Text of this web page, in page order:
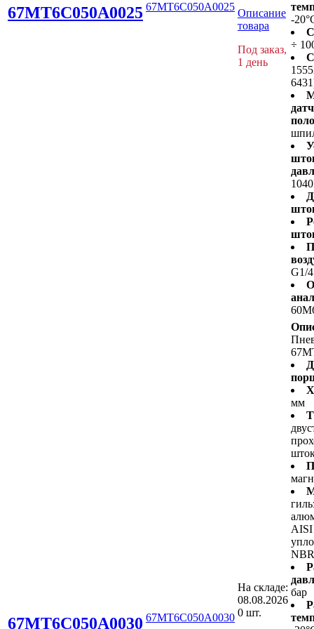
67MT6C050A0025 67MT6C050A0025
Описание
товара
Под заказ,
1 день
-
÷
G1/
67MT6C050A0030 67MT6C050A0030
На складе:
08.08.2026
0 шт.
мм
NBR
бар